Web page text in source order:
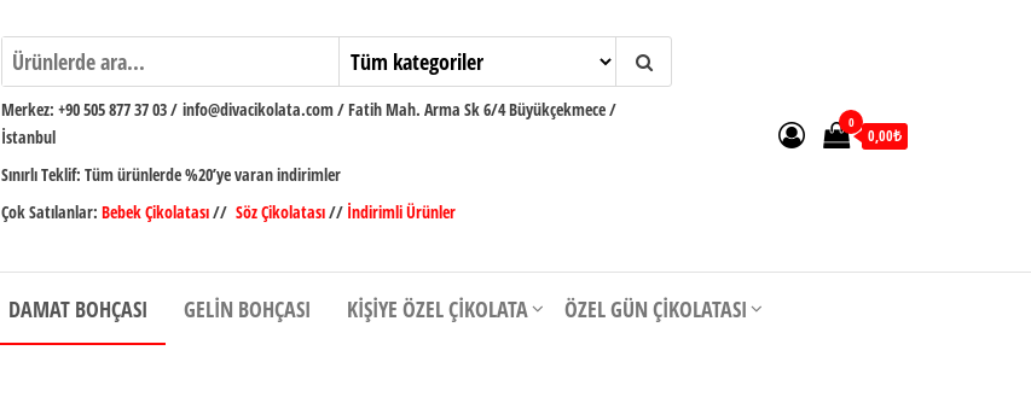
Merkez: +90 505 877 37 03/ info@divacikolata.com / Fatih Mah. Arma Sk 6/4 Büyükçekmece /
İstanbul
Sınırlı Teklif: Tüm ürünlerde %20’ye varan indirimler
Çok Satılanlar: Bebek Çikolatası// Söz Çikolatası// İndirimli Ürünler
0
0,00₺
DAMAT BOHÇASI GELIN BOHÇASI KIŞIYE ÖZEL ÇIKOLATA ÖZEL GÜN ÇIKOLATASI